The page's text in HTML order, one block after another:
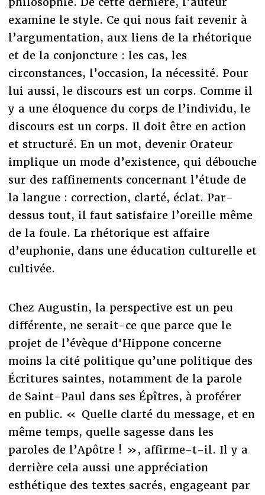
examine le style. Ce qui nous fait revenir à
l’argumentation, aux liens de la rhétorique
et de la conjoncture : les cas, les
circonstances, l’occasion, la nécessité. Pour
lui aussi, le discours est un corps. Comme il
y a une éloquence du corps de l’individu, le
discours est un corps. Il doit être en action
et structuré. En un mot, devenir Orateur
implique un mode d’existence, qui débouche
sur des raffinements concernant l’étude de
la langue : correction, clarté, éclat. Par-
dessus tout, il faut satisfaire l’oreille même
de la foule. La rhétorique est affaire
d’euphonie, dans une éducation culturelle et
cultivée.
Chez Augustin, la perspective est un peu
différente, ne serait-ce que parce que le
projet de l’évèque d'Hippone concerne
moins la cité politique qu’une politique des
Écritures saintes, notamment de la parole
de Saint-Paul dans ses Épîtres, à proférer
en public. « Quelle clarté du message, et en
même temps, quelle sagesse dans les
paroles de l’Apôtre ! », affirme-t-il. Il y a
derrière cela aussi une appréciation
esthétique des textes sacrés, engageant par